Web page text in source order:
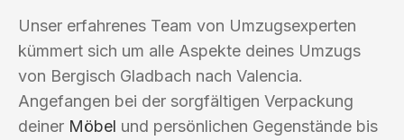
Unser erfahrenes Team von Umzugsexperten
kümmert sich um alle Aspekte deines Umzugs
von Bergisch Gladbach nach Valencia.
Angefangen bei der sorgfältigen Verpackung
deiner Möbel und persönlichen Gegenstände bis